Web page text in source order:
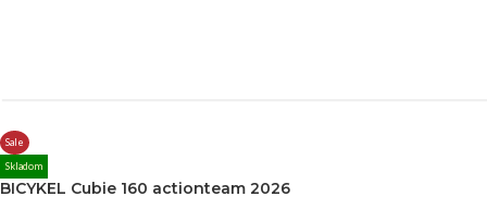
Sale
Skladom
BICYKEL Cubie 160 actionteam 2026